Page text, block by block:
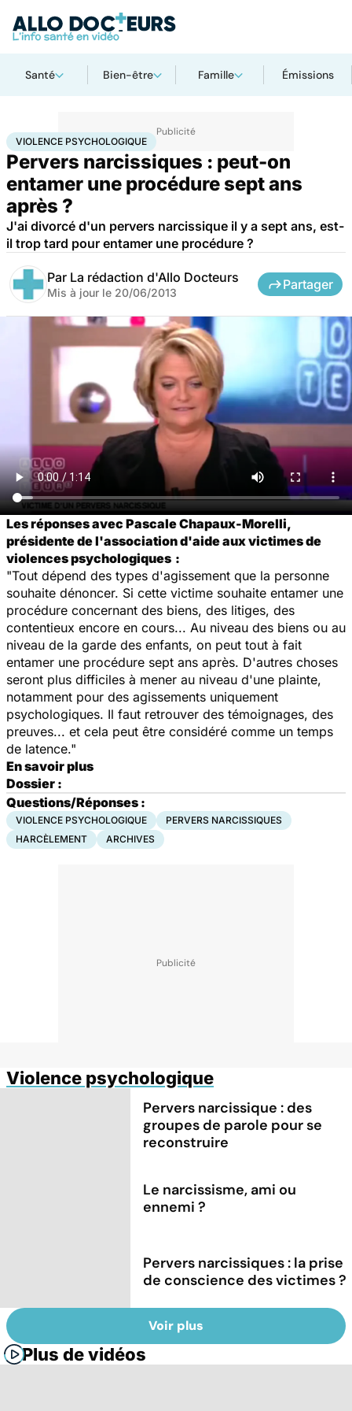
Santé Bien-être Famille Émissions
AccueilSantéViolence psychologique
VIOLENCE PSYCHOLOGIQUE
Pervers narcissiques : peut-on
entamer une procédure sept ans
après ?
J'ai divorcé d'un pervers narcissique il y a sept ans, est-
il trop tard pour entamer une procédure ?
Par La rédaction d'Allo Docteurs
Mis à jour le 20/06/2013
Partager
Les réponses avec Pascale Chapaux-Morelli,
présidente de l'association d'aide aux victimes de
violences psychologiques :
"Tout dépend des types d'agissement que la personne
souhaite dénoncer. Si cette victime souhaite entamer une
procédure concernant des biens, des litiges, des
contentieux encore en cours... Au niveau des biens ou au
niveau de la garde des enfants, on peut tout à fait
entamer une procédure sept ans après. D'autres choses
seront plus difficiles à mener au niveau d'une plainte,
notamment pour des agissements uniquement
psychologiques. Il faut retrouver des témoignages, des
preuves... et cela peut être considéré comme un temps
de latence."
En savoir plus
Dossier :
Questions/Réponses :
VIOLENCE PSYCHOLOGIQUE
PERVERS NARCISSIQUES
HARCÈLEMENT
ARCHIVES
Violence psychologique
Pervers narcissique : des
groupes de parole pour se
reconstruire
Le narcissisme, ami ou
ennemi ?
Pervers narcissiques : la prise
de conscience des victimes ?
Voir plus
Plus de vidéos